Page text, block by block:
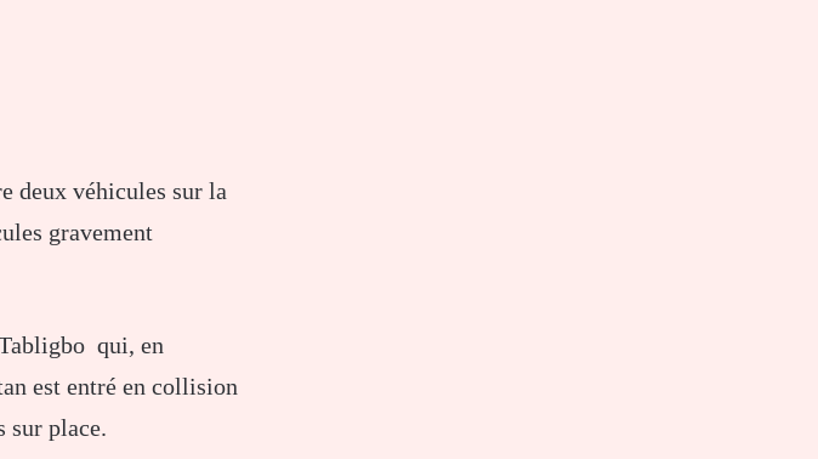
deux véhicules sur la
gravement
qui, en
est entré en collision
sur place.